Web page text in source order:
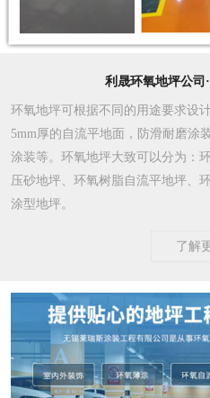
利晟环氧地坪公司
环氧地坪可根据不同的用途要求设
5mm厚的自流平地面，防滑耐磨涂
涂装等。环氧地坪大致可以分为：
压砂地坪、环氧树脂自流平地坪、
涂型地坪。
了解